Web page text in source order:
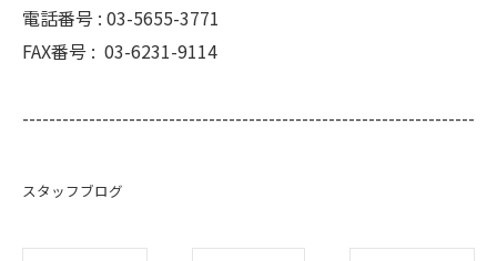
電話番号 : 03-5655-3771
FAX番号 : 03-6231-9114
--------------------------------------------------------------------
スタッフブログ